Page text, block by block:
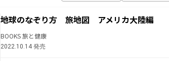
地球のなぞり方 旅地図 アメリカ大陸編
BOOKS 旅と健康
2022.10.14 発売